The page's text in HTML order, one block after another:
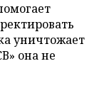
уничтожает
она не